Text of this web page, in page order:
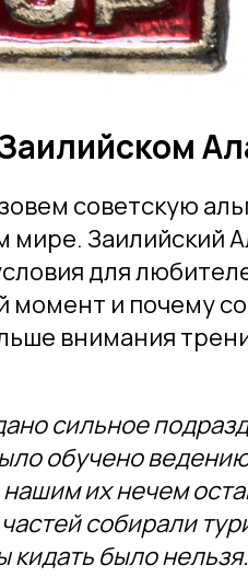
советскую
мире. Заилийский
для
момент и почему
внимания
сильное
обучено
их нечем
собирали
кидать было